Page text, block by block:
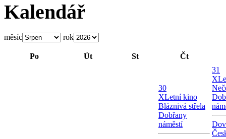
Kalendář
měsíc rok
Po Út St Čt
30
XLetní kino
Bláznivá střela
Dobřany
náměstí
31
X